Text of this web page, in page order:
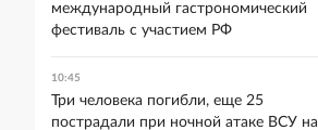
международный гастрономический
фестиваль с участием РФ
10:45
Три человека погибли, еще 25
пострадали при ночной атаке ВСУ на